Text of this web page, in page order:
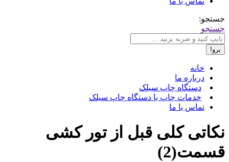
جستجو:
جستجو
خانه
درباره ما
دستگاه چاپ سیلک
خدمات چاپ با دستگاه چاپ سیلک
تماس با ما
نکاتی کلی قبل از تور کشی
قسمت(2)